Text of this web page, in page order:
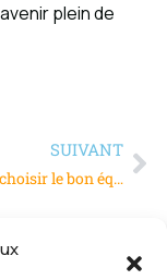
plein de
SUIVANT
Comment choisir le bon équipement de stockage pour votre atelier ?